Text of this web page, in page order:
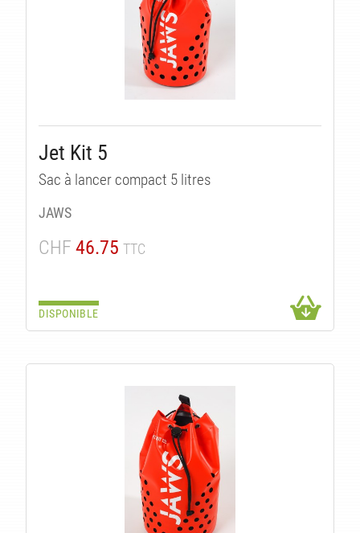
Jet Kit 5
Sac à lancer compact 5 litres
JAWS
CHF 46.75 TTC
DISPONIBLE